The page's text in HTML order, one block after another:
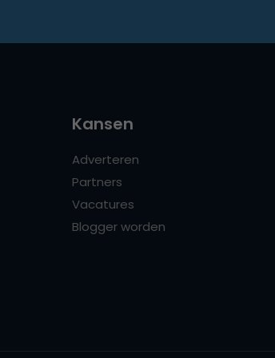
Kansen
Adverteren
Partners
Vacatures
Blogger worden